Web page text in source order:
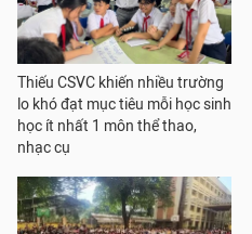
Thiếu CSVC khiến nhiều trường
lo khó đạt mục tiêu mỗi học sinh
học ít nhất 1 môn thể thao,
nhạc cụ